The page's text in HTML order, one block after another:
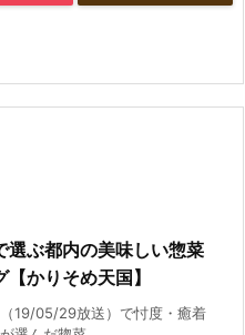
選ぶ都内の美味しい惣菜
かりそめ天国】
（19/05/29放送）で忖度・癒着